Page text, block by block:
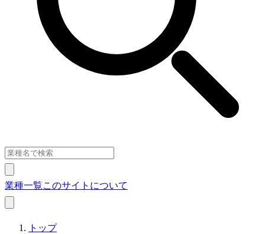
業種一覧このサイトについて
トップ